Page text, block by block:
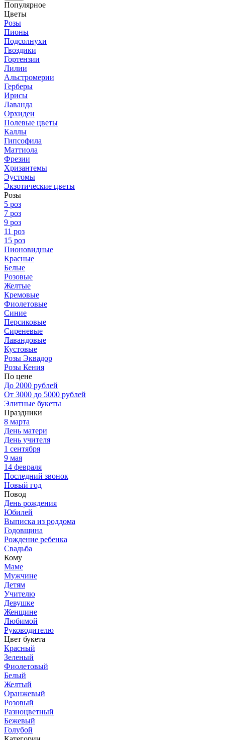
Популярное
Цветы
Розы
Пионы
Подсолнухи
Гвоздики
Гортензии
Лилии
Альстромерии
Герберы
Ирисы
Лаванда
Орхидеи
Полевые цветы
Каллы
Гипсофила
Маттиола
Фрезии
Хризантемы
Эустомы
Экзотические цветы
Розы
5 роз
7 роз
9 роз
11 роз
15 роз
Пионовидные
Красные
Белые
Розовые
Желтые
Кремовые
Фиолетовые
Синие
Персиковые
Сиреневые
Лавандовые
Кустовые
Розы Эквадор
Розы Кения
По цене
До 2000 рублей
От 3000 до 5000 рублей
Элитные букеты
Праздники
8 марта
День матери
День учителя
1 сентября
9 мая
14 февраля
Последний звонок
Новый год
Повод
День рождения
Юбилей
Выписка из роддома
Годовщина
Рождение ребенка
Свадьба
Кому
Маме
Мужчине
Детям
Учителю
Девушке
Женщине
Любимой
Руководителю
Цвет букета
Красный
Зеленый
Фиолетовый
Белый
Желтый
Оранжевый
Розовый
Разноцветный
Бежевый
Голубой